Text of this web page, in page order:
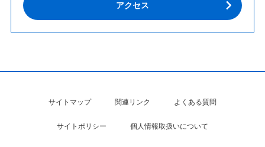
アクセス
サイトマップ 関連リンク よくある質問
サイトポリシー 個人情報取扱いについて